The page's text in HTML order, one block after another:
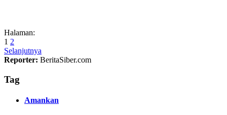
Halaman:
1 2
Selanjutnya
Reporter: BeritaSiber.com
Tag
Amankan